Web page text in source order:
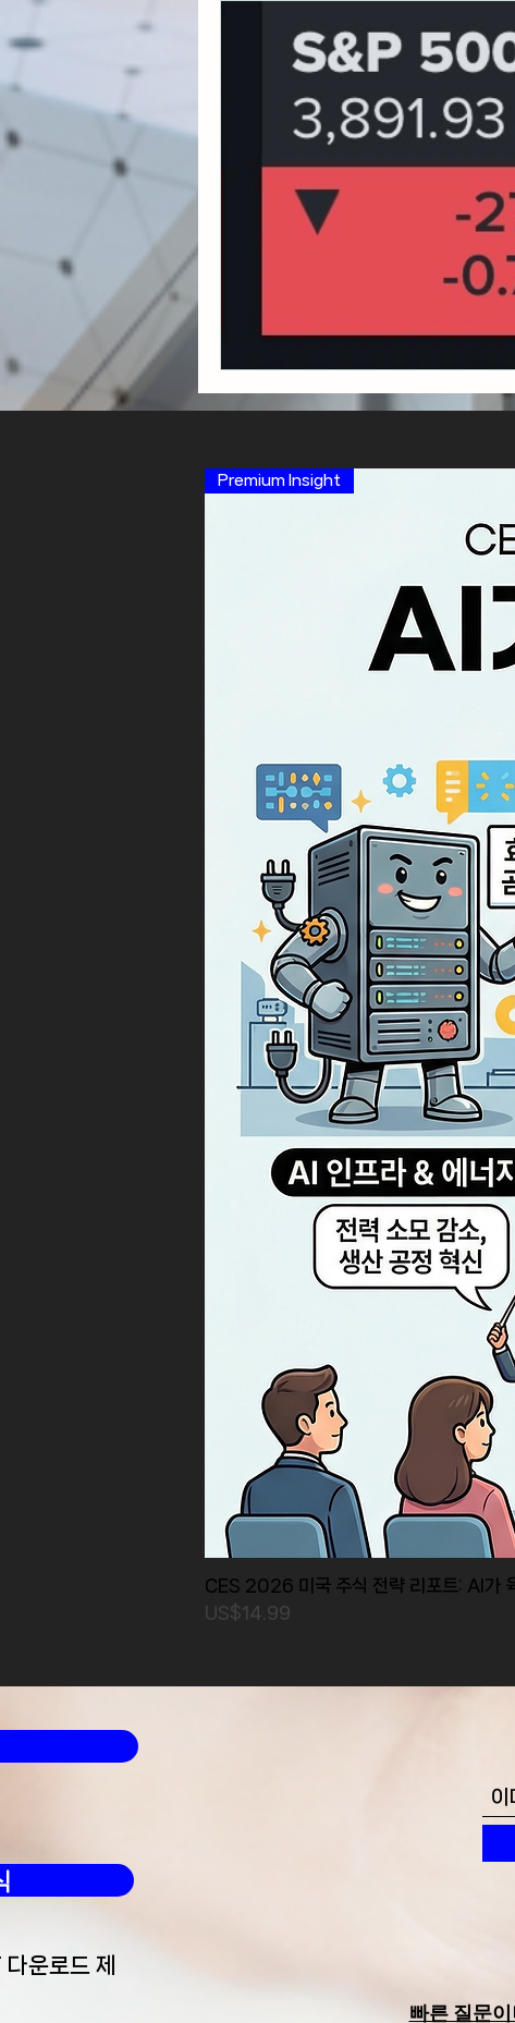
Premium Insight
CES 2026 미국 주식 전략 리포트: AI가
가격
US$14.99
운로드 제
빠른 질문